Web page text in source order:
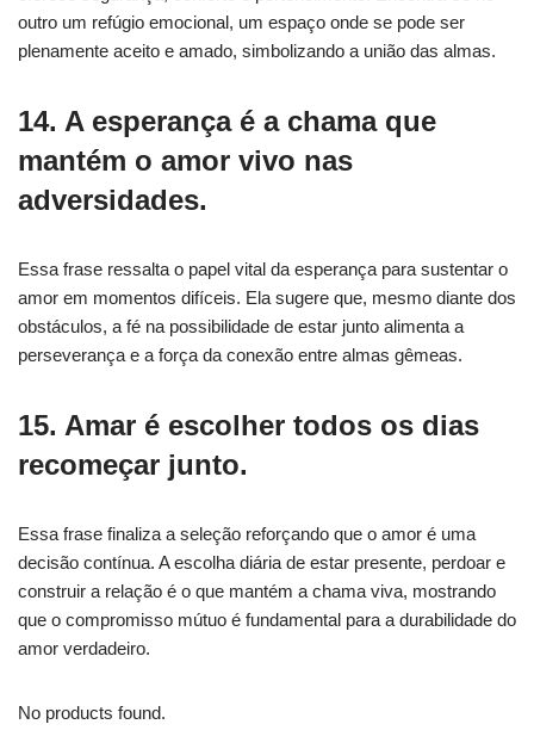
outro um refúgio emocional, um espaço onde se pode ser
plenamente aceito e amado, simbolizando a união das almas.
14. A esperança é a chama que
mantém o amor vivo nas
adversidades.
Essa frase ressalta o papel vital da esperança para sustentar o
amor em momentos difíceis. Ela sugere que, mesmo diante dos
obstáculos, a fé na possibilidade de estar junto alimenta a
perseverança e a força da conexão entre almas gêmeas.
15. Amar é escolher todos os dias
recomeçar junto.
Essa frase finaliza a seleção reforçando que o amor é uma
decisão contínua. A escolha diária de estar presente, perdoar e
construir a relação é o que mantém a chama viva, mostrando
que o compromisso mútuo é fundamental para a durabilidade do
amor verdadeiro.
No products found.